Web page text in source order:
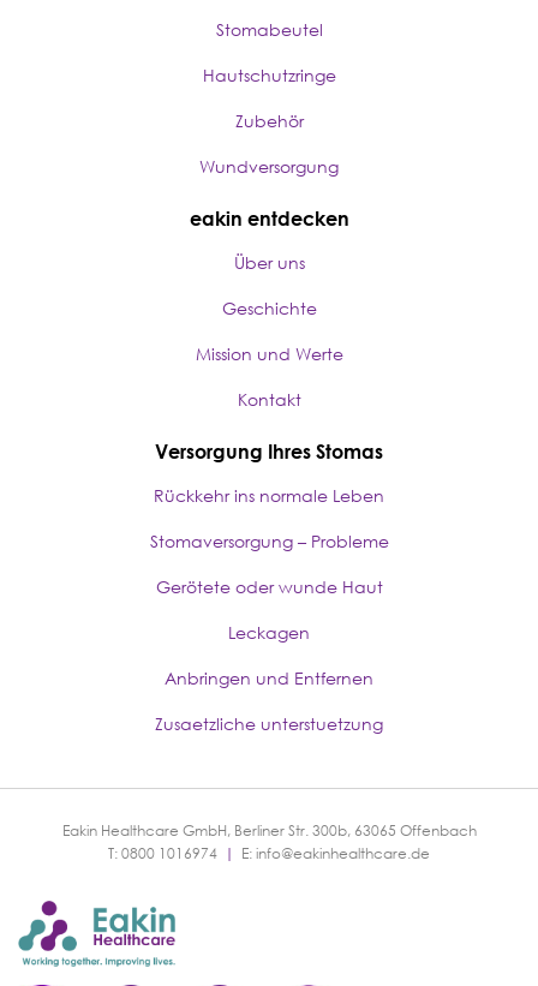
Stomabeutel
Hautschutzringe
Zubehör
Wundversorgung
eakin entdecken
Über uns
Geschichte
Mission und Werte
Kontakt
Versorgung Ihres Stomas
Rückkehr ins normale Leben
Stomaversorgung – Probleme
Gerötete oder wunde Haut
Leckagen
Anbringen und Entfernen
Zusaetzliche unterstuetzung
Eakin Healthcare GmbH, Berliner Str. 300b, 63065 Offenbach
T: 0800 1016974 | E: info@eakinhealthcare.de